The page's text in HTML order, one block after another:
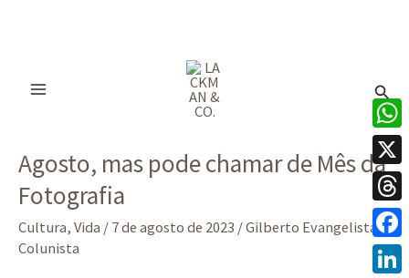
Agosto, mas pode chamar de Mês da
Fotografia
Cultura, Vida / 7 de agosto de 2023 /Gilberto Evangelista -
Colunista
mas
pode
chamar
de
X